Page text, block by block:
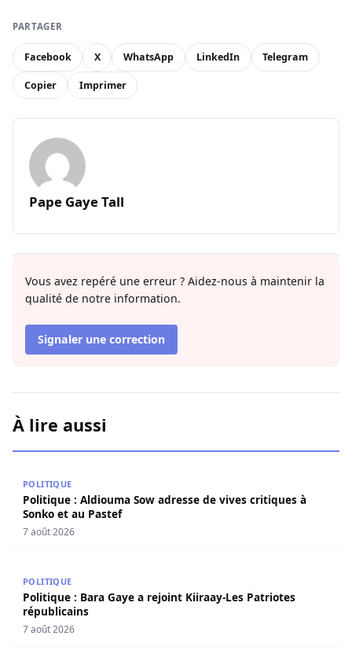
PARTAGER
Facebook X WhatsApp LinkedIn Telegram
Copier Imprimer
Pape Gaye Tall
Vous avez repéré une erreur ? Aidez-nous à maintenir la
qualité de notre information.
Signaler une correction
À lire aussi
POLITIQUE
Politique : Aldiouma Sow adresse de vives critiques à
Sonko et au Pastef
7 août 2026
POLITIQUE
Politique : Bara Gaye a rejoint Kiiraay-Les Patriotes
républicains
7 août 2026